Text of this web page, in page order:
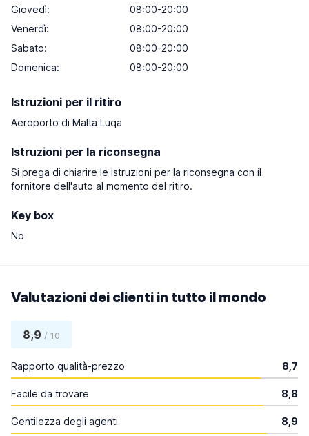
Giovedì:
08:00-20:00
Venerdì:
08:00-20:00
Sabato:
08:00-20:00
Domenica: 08:00-20:00
Istruzioni per il ritiro
Aeroporto di Malta Luqa
Istruzioni per la riconsegna
Si prega di chiarire le istruzioni per la riconsegna con il
fornitore dell'auto al momento del ritiro.
Key box
No
Valutazioni dei clienti in tutto il mondo
8,9 / 10
Rapporto qualità-prezzo 8,7
Facile da trovare 8,8
Gentilezza degli agenti 8,9